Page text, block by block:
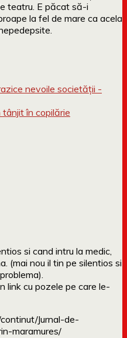
teatru. E păcat să-i
la fel de mare ca acela
nevoile societății -
tânjit în copilărie
si cand intru la medic,
(mai nou il tin pe silentios si
link cu pozele pe care le-
Jurnal-de-
maramures/